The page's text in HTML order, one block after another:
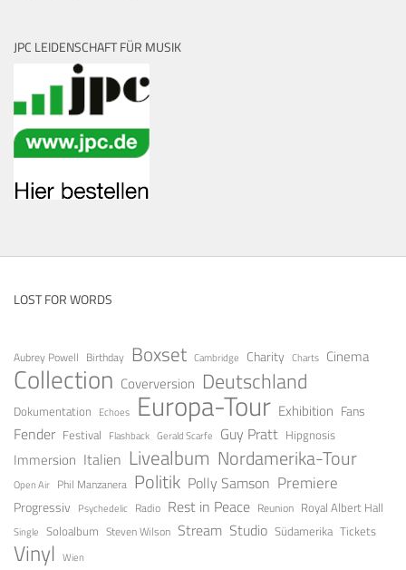
JPC LEIDENSCHAFT FÜR MUSIK
LOST FOR WORDS
Aubrey Powell Birthday Boxset Cambridge Charity Charts Cinema
Collection Coverversion Deutschland
Dokumentation Echoes Europa-Tour Exhibition Fans
Fender Festival Flashback Gerald Scarfe Guy Pratt Hipgnosis
Immersion Italien Livealbum Nordamerika-Tour
Open Air Phil Manzanera Politik Polly Samson Premiere
Progressiv Psychedelic Radio Rest in Peace Reunion Royal Albert Hall
Single Soloalbum Steven Wilson Stream Studio Südamerika Tickets
Vinyl Wien